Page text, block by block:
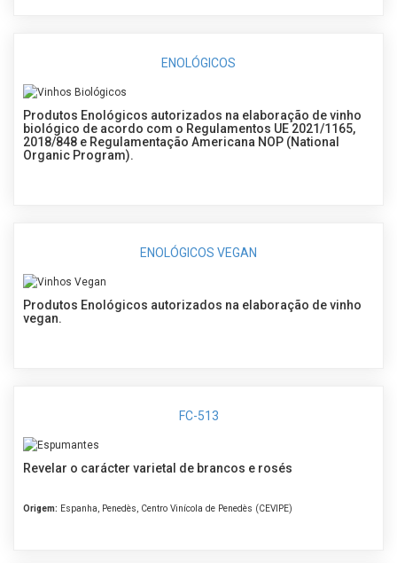
ENOLÓGICOS
Produtos Enológicos autorizados na elaboração de vinho
biológico de acordo com o Regulamentos UE 2021/1165,
2018/848 e Regulamentação Americana NOP (National
Organic Program).
ENOLÓGICOS VEGAN
Produtos Enológicos autorizados na elaboração de vinho
vegan.
FC-513
Revelar o carácter varietal de brancos e rosés
Origem: Espanha, Penedès, Centro Vinícola de Penedès (CEVIPE)